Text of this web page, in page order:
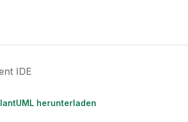
IDE
herunterladen